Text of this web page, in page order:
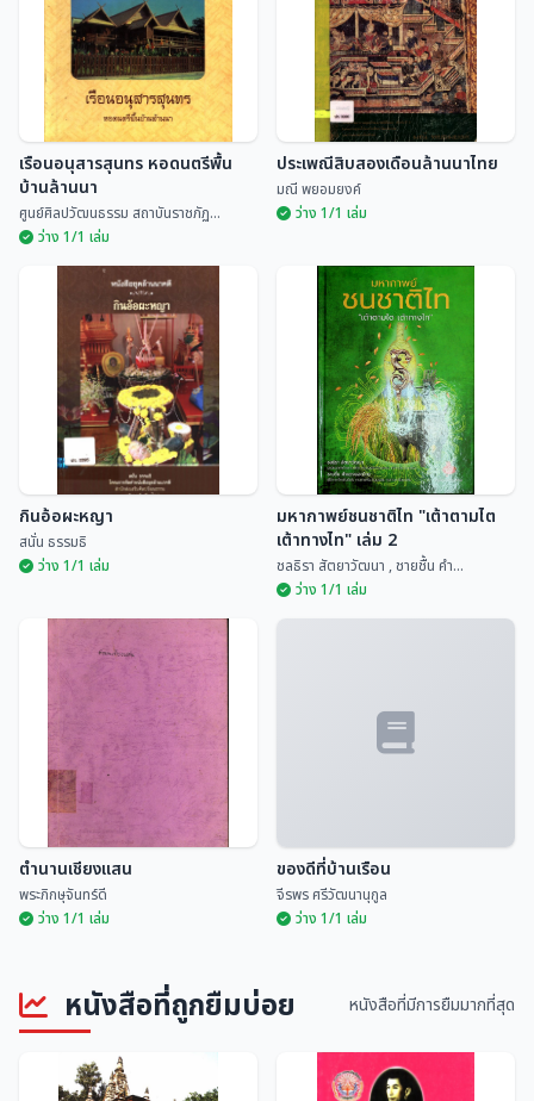
เรือนอนุสารสุนทร หอดนตรีพื้น
บ้านล้านนา
ศูนย์ศิลปวัฒนธรรม สถ...
เรือนอนุสารสุนทร หอดนตรีพื้น
บ้านล้านนา
ศูนย์ศิลปวัฒนธรรม สถาบันราชภัฏ...
ว่าง 1/1 เล่ม
ประเพณีสิบสองเดือนล้านนาไทย
มณี พยอมยงค์
ประเพณีสิบสองเดือนล้านนาไทย
มณี พยอมยงค์
ว่าง 1/1 เล่ม
กินอ้อผะหญา
สนั่น ธรรมธิ
ว่าง 1/1 เล่ม
มหากาพย์ชนชาติไท "เต้าตามไต
เต้าทางไท" เล่ม 2
ชลธิรา สัตยาวัฒนา , ชายชื้น คำ...
ว่าง 1/1 เล่ม
ตำนานเชียงแสน
ตำนานเชียงแสน
พระภิกษุจันทร์ดี
ว่าง 1/1 เล่ม
ของดีที่บ้านเรือน
จีรพร ศรีวัฒนานุกูล
ว่าง 1/1 เล่ม
หนังสือที่ถูกยืมบ่อย หนังสือที่มีการยืมมากที่สุด